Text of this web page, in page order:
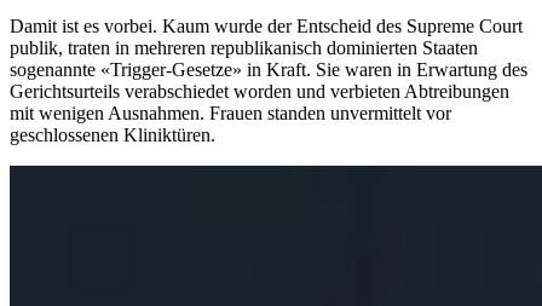
Damit ist es vorbei. Kaum wurde der Entscheid des Supreme Court
publik, traten in mehreren republikanisch dominierten Staaten
sogenannte «Trigger-Gesetze» in Kraft. Sie waren in Erwartung des
Gerichtsurteils verabschiedet worden und verbieten Abtreibungen
mit wenigen Ausnahmen. Frauen standen unvermittelt vor
geschlossenen Kliniktüren.